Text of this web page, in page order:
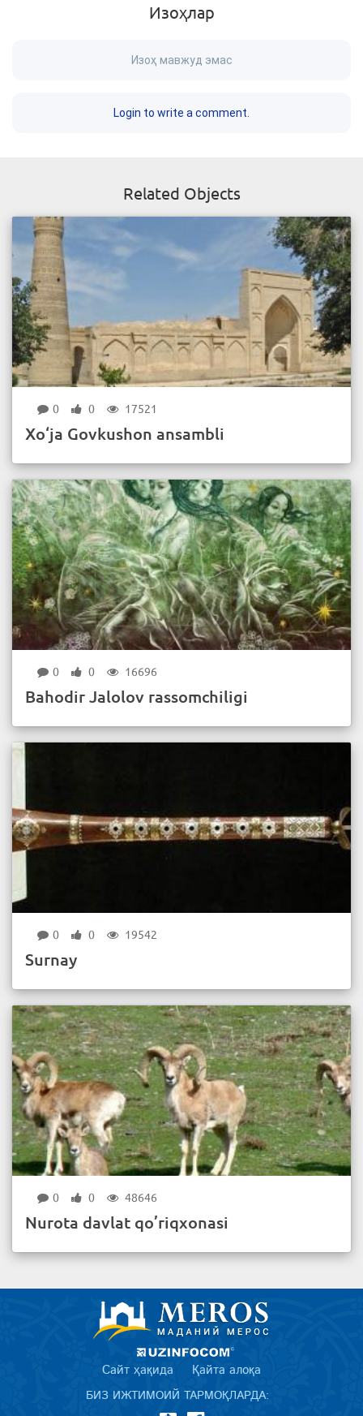
Изоҳлар
Изоҳ мавжуд эмас
Login to write a comment.
Related Objects
0 0 17521
Xo‘ja Govkushon ansambli
0 0 16696
Bahodir Jalolov rassomchiligi
0 0 19542
Surnay
0 0 48646
Nurota davlat qo’riqxonasi
Сайт ҳақида Қайта алоқа
БИЗ ИЖТИМОИЙ ТАРМОҚЛАРДА: